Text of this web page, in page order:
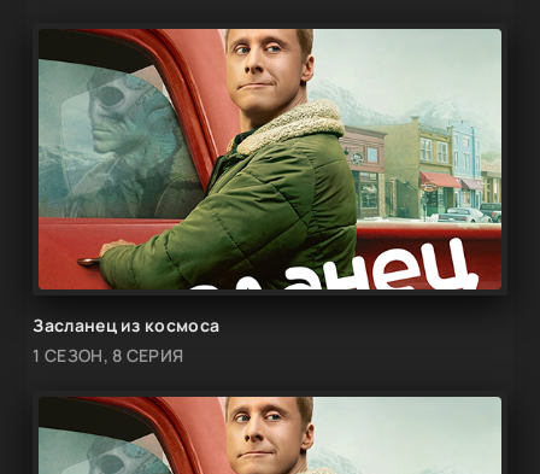
Засланец из космоса
1 СЕЗОН, 8 СЕРИЯ